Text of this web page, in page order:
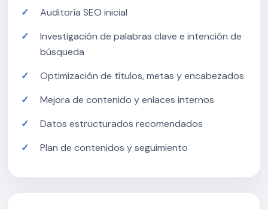
Auditoría SEO inicial
Investigación de palabras clave e intención de
búsqueda
Optimización de títulos, metas y encabezados
Mejora de contenido y enlaces internos
Datos estructurados recomendados
Plan de contenidos y seguimiento